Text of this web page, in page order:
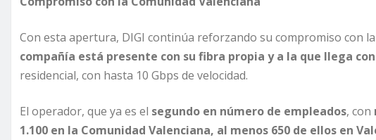
Con esta apertura, DIGI continúa reforzando su compromiso con
compañía está presente con su fibra propia y a la que llega con
residencial, con hasta 10 Gbps de velocidad.
El operador, que ya es el segundo en número de empleados, con
1.100 en la Comunidad Valenciana, al menos 650 de ellos en